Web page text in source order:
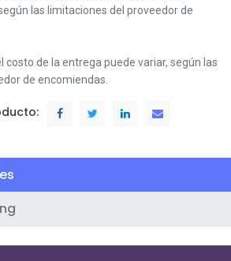
las limitaciones del proveedor de
costo de la entrega puede variar, según las
de encomiendas.